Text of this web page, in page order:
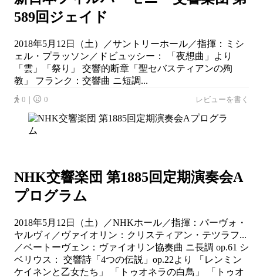
589回ジェイド
2018年5月12日（土）／サントリーホール／指揮：ミシ
ェル・プラッソン／ドビュッシー： 「夜想曲」より
「雲」「祭り」 交響的断章「聖セバスティアンの殉
教」 フランク：交響曲 ニ短調...
0｜ 0 レビューを書く
NHK交響楽団 第1885回定期演奏会A
プログラム
2018年5月12日（土）／NHKホール／指揮：パーヴォ・
ヤルヴィ／ヴァイオリン：クリスティアン・テツラフ...
／ベートーヴェン：ヴァイオリン協奏曲 ニ長調 op.61 シ
ベリウス： 交響詩「4つの伝説」op.22より 「レンミン
ケイネンと乙女たち」 「トゥオネラの白鳥」 「トゥオ